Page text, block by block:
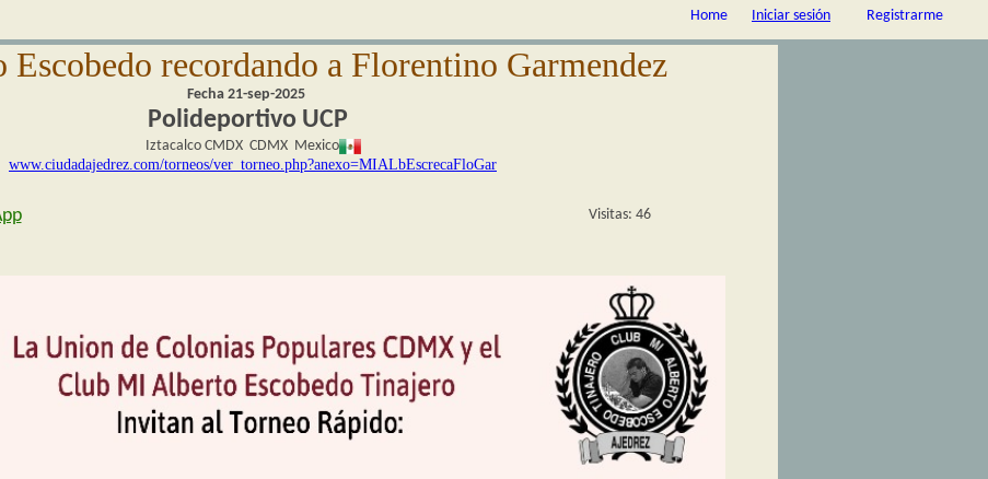
Home Iniciar sesión Registrarme
recordando a Florentino Garmendez
Fecha 21-sep-2025
Polideportivo UCP
Iztacalco CMDX CDMX Mexico
www.ciudadajedrez.com/torneos/ver_torneo.php?anexo=MIALbEscrecaFloGar
Visitas: 46